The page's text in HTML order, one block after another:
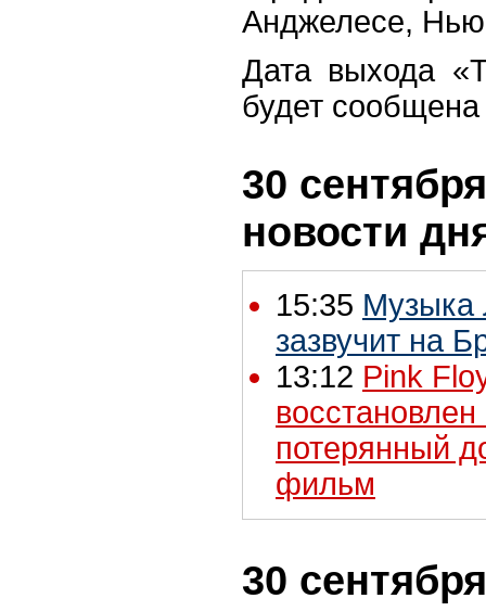
Анджелесе,
Дата выхода
будет
30
новости
15:35 Музыка
зазвучит на
13:12 Pink
потерянный
фильм
30